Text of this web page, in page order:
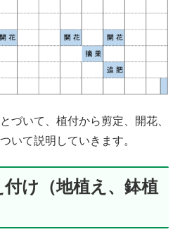
づいて、植付から剪定、開花、
いて説明していきます。
け（地植え、鉢植